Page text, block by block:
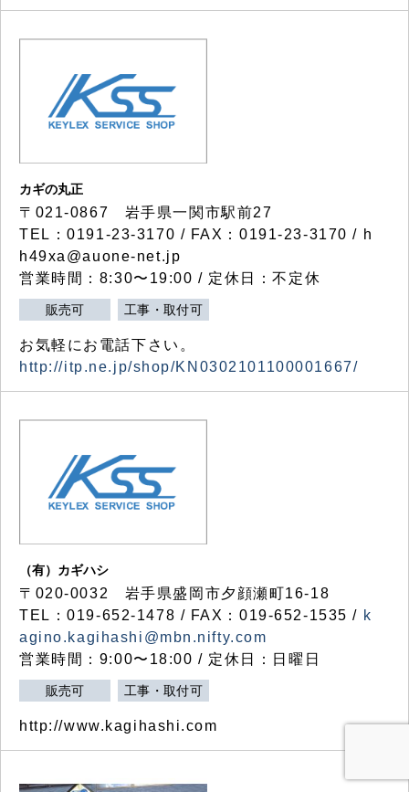
カギの丸正
〒021-0867 岩手県一関市駅前27
TEL：0191-23-3170 / FAX：0191-23-3170 / h
h49xa@auone-net.jp
営業時間：8:30〜19:00 / 定休日：不定休
販売可 工事・取付可
お気軽にお電話下さい。
http://itp.ne.jp/shop/KN0302101100001667/
（有）カギハシ
〒020-0032 岩手県盛岡市夕顔瀬町16-18
TEL：019-652-1478 / FAX：019-652-1535 / k
agino.kagihashi@mbn.nifty.com
営業時間：9:00〜18:00 / 定休日：日曜日
販売可 工事・取付可
http://www.kagihashi.com